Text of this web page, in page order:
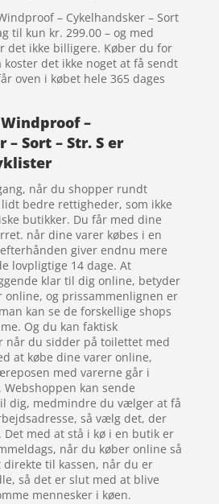
– Cykelhandsker – Sort
til kun kr. 299.00 – og med
det ikke billigere. Køber du for
koster det ikke noget at få sendt
oven i købet hele 365 dages
–
Sort – Str. S er
når du shopper rundt
bedre rettigheder, som ikke
butikker. Du får med dine
når dine varer købes i en
giver endnu mere
lovpligtige 14 dage. At
klar til dig online, betyder
online, og prissammenlignen er
kan se de forskellige shops
Og du kan faktisk
når du sidder på toilettet med
at købe dine varer online,
med varerne går i
kan sende
dig, medmindre du vælger at få
så vælg det, der
med at stå i kø i en butik er
når du køber online så
til kassen, når du er
så det er slut med at blive
mennesker i køen.